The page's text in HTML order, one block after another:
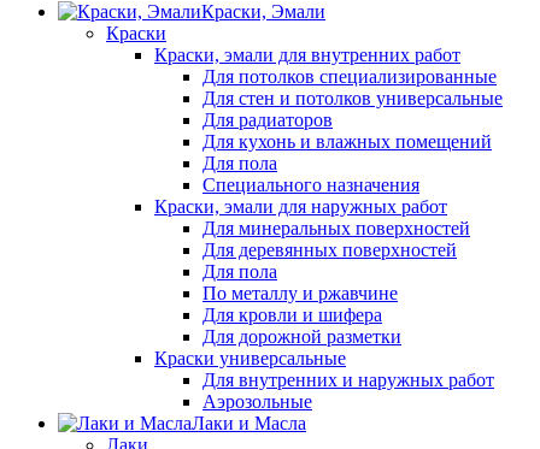
Краски, Эмали
Краски
Краски, эмали для внутренних работ
Для потолков специализированные
Для стен и потолков универсальные
Для радиаторов
Для кухонь и влажных помещений
Для пола
Специального назначения
Краски, эмали для наружных работ
Для минеральных поверхностей
Для деревянных поверхностей
Для пола
По металлу и ржавчине
Для кровли и шифера
Для дорожной разметки
Краски универсальные
Для внутренних и наружных работ
Аэрозольные
Лаки и Масла